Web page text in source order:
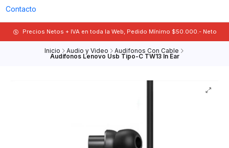
Contacto
Precios Netos + IVA en toda la Web, Pedido Mínimo $50.000.- Neto
Inicio Audio y Video Audifonos Con Cable
Audífonos Lenovo Usb Tipo-C TW13 In Ear